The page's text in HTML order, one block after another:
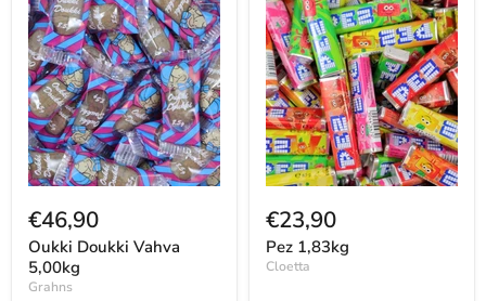
€46,90
Oukki Doukki Vahva
5,00kg
Grahns
€23,90
Pez 1,83kg
Cloetta